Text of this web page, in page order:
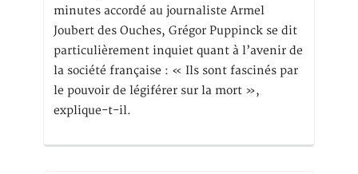
minutes accordé au journaliste Armel
Joubert des Ouches, Grégor Puppinck se dit
particulièrement inquiet quant à l’avenir de
la société française : « Ils sont fascinés par
le pouvoir de légiférer sur la mort »,
explique-t-il.